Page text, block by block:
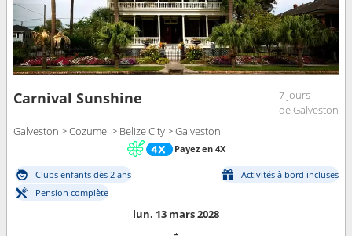
Carnival Sunshine
7 jours
de Galveston
Galveston > Cozumel > Belize City > Galveston
Payez en 4X
Clubs enfants dès 2 ans
Activités à bord incluses
Pension complète
lun. 13 mars 2028